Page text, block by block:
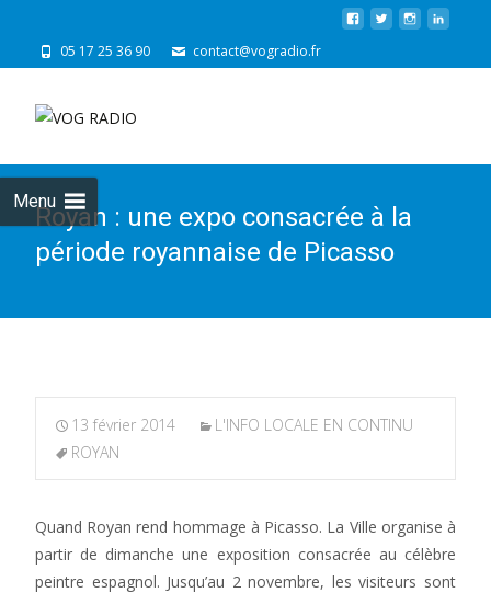
05 17 25 36 90 contact@vogradio.fr
Menu
Royan : une expo consacrée à la
période royannaise de Picasso
13 février 2014
L'INFO LOCALE EN CONTINU
ROYAN
Quand Royan rend hommage à Picasso. La Ville organise à
partir de dimanche une exposition consacrée au célèbre
peintre espagnol. Jusqu’au 2 novembre, les visiteurs sont